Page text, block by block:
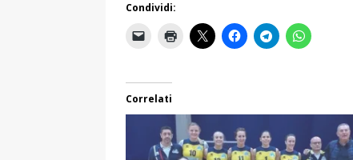
Condividi:
Correlati